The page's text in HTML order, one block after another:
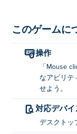
ックできます。
で王位を獲得す
Stickman
うすればいい
マウスとクリッ
強力な能力を使
このゲームに
操作
「Mouse
なアビリテ
せよう。
対応デバ
デスクトッ